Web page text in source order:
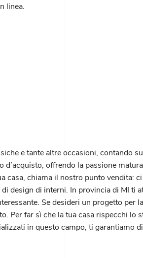
linea.
e tante altre occasioni, contando su
offrendo la passione
casa, chiama il nostro punto vendita: ci
design di interni. In provincia di MI ti
Se desideri un progetto per
Per far sì che la tua casa rispecchi lo
in questo campo, ti garantiamo